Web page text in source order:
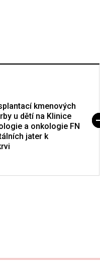
kmenových
u dětí na Klinice
a onkologie FN
jater k